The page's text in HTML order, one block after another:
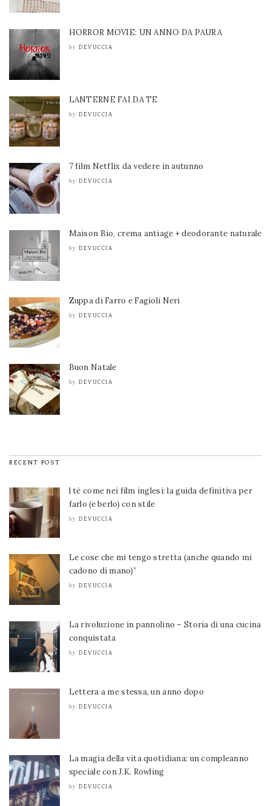
HORROR MOVIE: UN ANNO DA PAURA
by DEVUCCIA
LANTERNE FAI DA TE
by DEVUCCIA
7 film Netflix da vedere in autunno
by DEVUCCIA
Maison Bio, crema antiage + deodorante naturale
by DEVUCCIA
Zuppa di Farro e Fagioli Neri
by DEVUCCIA
Buon Natale
by DEVUCCIA
RECENT POST
l tè come nei film inglesi: la guida definitiva per
farlo (e berlo) con stile
by DEVUCCIA
Le cose che mi tengo stretta (anche quando mi
cadono di mano)”
by DEVUCCIA
La rivoluzione in pannolino – Storia di una cucina
conquistata
by DEVUCCIA
Lettera a me stessa, un anno dopo
by DEVUCCIA
La magia della vita quotidiana: un compleanno
speciale con J.K. Rowling
by DEVUCCIA